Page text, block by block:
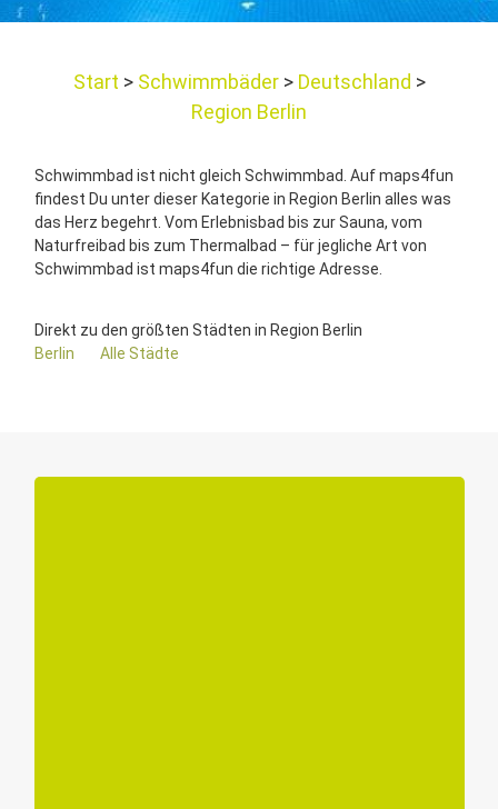
Start Schwimmbäder Deutschland
Region Berlin
Schwimmbad ist nicht gleich Schwimmbad. Auf maps4fun
findest Du unter dieser Kategorie in Region Berlin alles was
das Herz begehrt. Vom Erlebnisbad bis zur Sauna, vom
Naturfreibad bis zum Thermalbad – für jegliche Art von
Schwimmbad ist maps4fun die richtige Adresse.
Direkt zu den größten Städten in Region Berlin
Berlin
Alle Städte